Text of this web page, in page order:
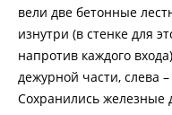
вели две бетонные
изнутри (в стенке для
напротив каждого
дежурной части, слева
Сохранились железные